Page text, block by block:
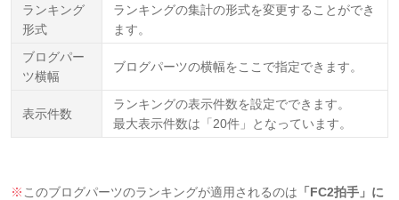
ランキング
形式
ランキングの集計の形式を変更することができ
ます。
ブログパー
ツ横幅
ブログパーツの横幅をここで指定できます。
表示件数
ランキングの表示件数を設定でできます。
最大表示件数は「20件」となっています。
※ このブログパーツのランキングが適用されるのは 「FC2拍手」に